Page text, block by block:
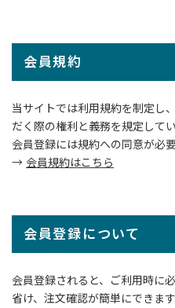
a
c
e
b
会員規約
当サイトでは利用規約を制定し
だく際の権利と義務を規定してい
会員登録には規約への同意が必要
→ 会員規約はこちら
会員登録について
会員登録されると、ご利用時に
省け、注文確認が簡単にできます